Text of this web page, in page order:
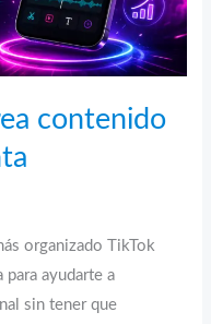
contenido
organizado TikTok
para ayudarte a
sin tener que